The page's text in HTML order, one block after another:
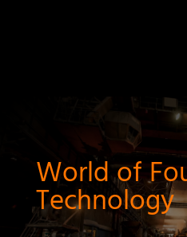
World of
Technology